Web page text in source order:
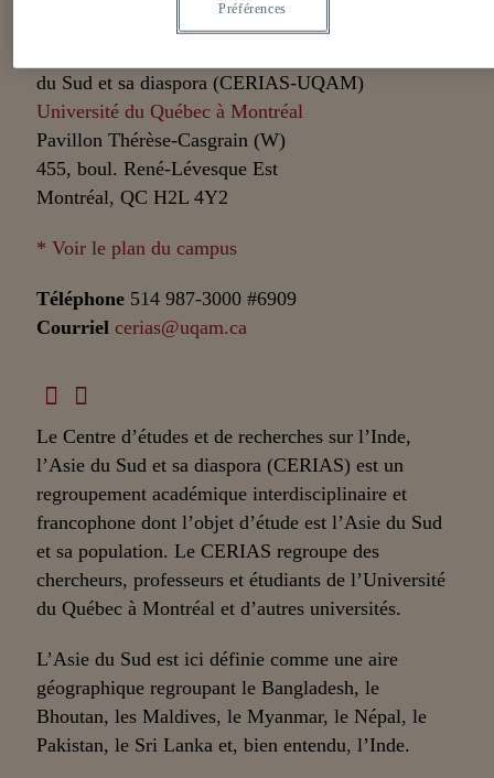
du Sud et sa diaspora (CERIAS-UQAM)
Université du Québec à Montréal
Pavillon Thérèse-Casgrain (W)
455, boul. René-Lévesque Est
Montréal, QC H2L 4Y2
* Voir le plan du campus
Téléphone 514 987-3000 #6909
Courriel cerias@uqam.ca
Le Centre d’études et de recherches sur l’Inde,
l’Asie du Sud et sa diaspora (CERIAS) est un
regroupement académique interdisciplinaire et
francophone dont l’objet d’étude est l’Asie du Sud
et sa population. Le CERIAS regroupe des
chercheurs, professeurs et étudiants de l’Université
du Québec à Montréal et d’autres universités.
L’Asie du Sud est ici définie comme une aire
géographique regroupant le Bangladesh, le
Bhoutan, les Maldives, le Myanmar, le Népal, le
Pakistan, le Sri Lanka et, bien entendu, l’Inde.
Préférences